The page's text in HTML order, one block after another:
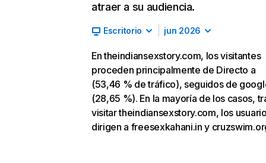
atraer a su audiencia.
Escritorio jun 2026
En theindiansexstory.com, los visitantes
proceden principalmente de Directo a
(53,46 % de tráfico), seguidos de
(28,65 %). En la mayoría de los casos,
visitar theindiansexstory.com, los
dirigen a freesexkahani.in y